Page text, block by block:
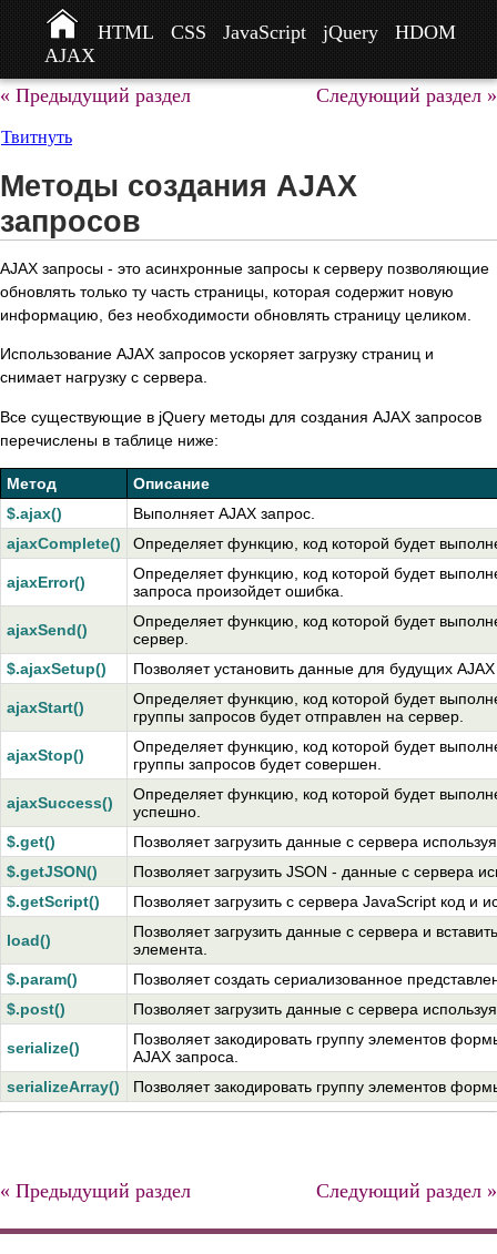
HTML CSS JavaScript jQuery
HDOM
AJAX
« Предыдущий раздел
Следующий раздел »
Твитнуть
Методы создания AJAX
запросов
AJAX запросы - это асинхронные запросы к серверу позволяющие
обновлять только ту часть страницы, которая содержит новую
информацию, без необходимости обновлять страницу целиком.
Использование AJAX запросов ускоряет загрузку страниц и
снимает нагрузку с сервера.
Все существующие в jQuery методы для создания AJAX запросов
перечислены в таблице ниже:
Метод
Описание
$.ajax()
Выполняет AJAX запрос.
ajaxComplete()
Определяет функцию, код которой будет
ajaxError()
Определяет функцию, код которой будет
запроса произойдет ошибка.
ajaxSend()
Определяет функцию, код которой будет
сервер.
$.ajaxSetup()
Позволяет установить данные для будущих
ajaxStart()
Определяет функцию, код которой будет
группы запросов будет отправлен на сервер.
ajaxStop()
Определяет функцию, код которой будет
группы запросов будет совершен.
ajaxSuccess()
Определяет функцию, код которой будет
успешно.
$.get()
Позволяет загрузить данные с сервера
$.getJSON()
Позволяет загрузить JSON - данные с сервера
$.getScript()
Позволяет загрузить с сервера JavaScript код и
load()
Позволяет загрузить данные с сервера и
элемента.
$.param()
Позволяет создать сериализованное
$.post()
Позволяет загрузить данные с сервера
serialize()
Позволяет закодировать группу элементов
AJAX запроса.
serializeArray()
Позволяет закодировать группу элементов
« Предыдущий раздел Следующий раздел »